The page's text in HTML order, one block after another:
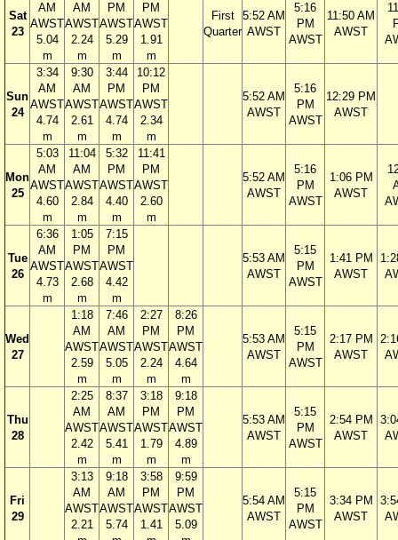
Sat
23
AM
AWST
5.04
m
AM
AWST
2.24
m
PM
AWST
5.29
m
PM
AWST
1.91
m
First
Quarter
5:52 AM
AWST
5:16
PM
AWST
11:50 AM
AWST
Sun
24
3:34
AM
AWST
4.74
m
9:30
AM
AWST
2.61
m
3:44
PM
AWST
4.74
m
10:12
PM
AWST
2.34
m
5:52 AM
AWST
5:16
PM
AWST
12:29 PM
AWST
Mon
25
5:03
AM
AWST
4.60
m
11:04
AM
AWST
2.84
m
5:32
PM
AWST
4.40
m
11:41
PM
AWST
2.60
m
5:52 AM
AWST
5:16
PM
AWST
1:06 PM
AWST
Tue
26
6:36
AM
AWST
4.73
m
1:05
PM
AWST
2.68
m
7:15
PM
AWST
4.42
m
5:53 AM
AWST
5:15
PM
AWST
1:41 PM
AWST
Wed
27
1:18
AM
AWST
2.59
m
7:46
AM
AWST
5.05
m
2:27
PM
AWST
2.24
m
8:26
PM
AWST
4.64
m
5:53 AM
AWST
5:15
PM
AWST
2:17 PM
AWST
Thu
28
2:25
AM
AWST
2.42
m
8:37
AM
AWST
5.41
m
3:18
PM
AWST
1.79
m
9:18
PM
AWST
4.89
m
5:53 AM
AWST
5:15
PM
AWST
2:54 PM
AWST
Fri
29
3:13
AM
AWST
2.21
9:18
AM
AWST
5.74
3:58
PM
AWST
1.41
9:59
PM
AWST
5.09
5:54 AM
AWST
5:15
PM
AWST
3:34 PM
AWST